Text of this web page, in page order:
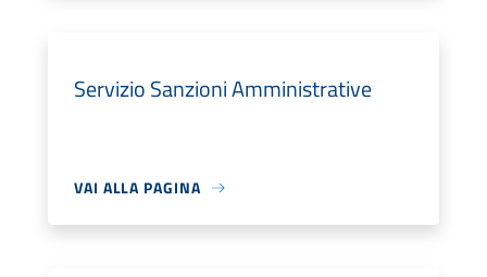
Servizio Sanzioni Amministrative
VAI ALLA PAGINA